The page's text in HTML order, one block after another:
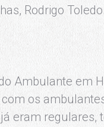
Rodrigo Toledo.
Ambulante em
os
eram regulares,